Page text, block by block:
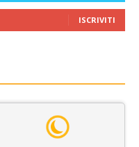
ISCRIVITI